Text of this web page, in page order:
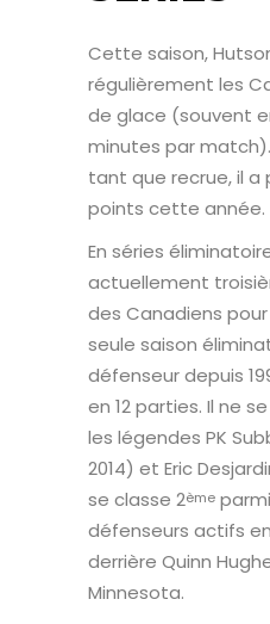
Cette saison,
régulièrement les
de glace (souvent
minutes par
tant que recrue, il a
points cette année.
En séries
actuellement
des Canadiens
seule saison
défenseur depuis
en 12 parties. Il ne
les légendes PK
2014) et Eric
se classe 2ème
défenseurs actifs
derrière Quinn
Minnesota.